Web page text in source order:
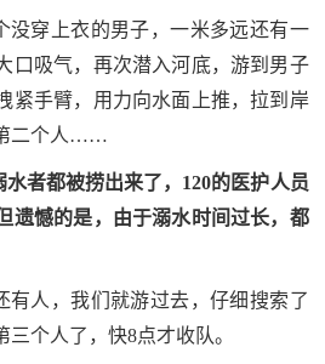
没穿上衣的男子，一米多远还有一
口吸气，再次潜入河底，游到男子
紧手臂，用力向水面上推，拉到岸
二个人……
者都被捞出来了，120的医护人员
遗憾的是，由于溺水时间过长，都
有人，我们就游过去，仔细搜索了
个人了，快8点才收队。